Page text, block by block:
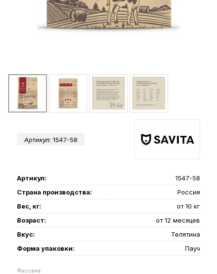
Артикул: 1547-58
Артикул:
1547-58
Страна производства:
Россия
Вес, кг:
от 10 кг
Возраст:
от 12 месяцев
Вкус:
Телятина
Форма упаковки:
Пауч
Фасовка